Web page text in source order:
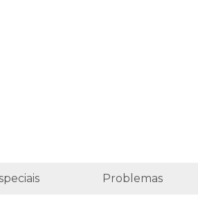
Problemas